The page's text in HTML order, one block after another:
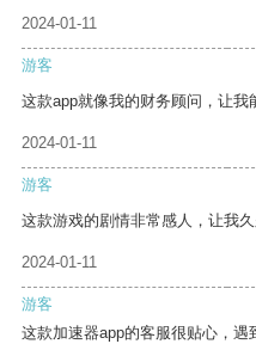
2024-01-11
游客
这款app就像我的财务顾问，让我
2024-01-11
游客
这款游戏的剧情非常感人，让我久
2024-01-11
游客
这款加速器app的客服很贴心，